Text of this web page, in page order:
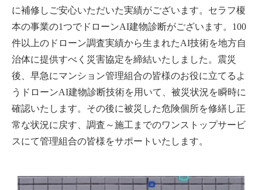
に補修しご安心いただいた実績がございます。セラフ榎
本の事業の1つでドローンAI建物診断がございます。100
件以上のドローン調査実績から生まれたAI技術を地方自
治体に提供すべく災害協定を締結いたしました。震災
後、早急にマンション管理組合の皆様のお役に立てるよ
うドローンAI建物診断技術を用いて、被災状況を瞬時に
確認いたします。その後に被災した危険個所を修繕し正
常な状況に戻す、調査～施工までのワンストップサービ
スにて管理組合の皆様をサポートいたします。